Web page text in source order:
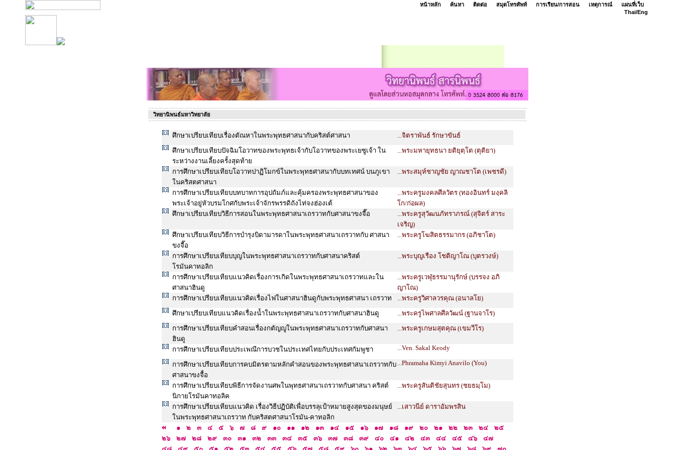
หน้าหลัก ค้นหา ติดต่อ สมุดโทรศัพท์ การเรียน/การสอน เหตุการณ์
แผนที่เว็บ
Thai/Eng
วิทยานิพนธ์มหาวิทยาลัย
ศึกษาเปรียบเทียบเรื่องตัณหาในพระพุทธศาสนากับคริสต์ศาสนา
...จิตราพันธ์ รักษาขันธ์
ศึกษาเปรียบเทียบปัจฉิมโอวาทของพระพุทธเจ้ากับโอวาทของพระเยซูเจ้า ใน
ระหว่างงานเลี้ยงครั้งสุดท้าย
...พระมหายุทธนา ยติยุตฺโต (ตุติยา)
การศึกษาเปรียบเทียบโอวาทปาฏิโมกข์ในพระพุทธศาสนากับบทเทศน์ บนภูเขา
ในคริสตศาสนา
...พระสมุห์ชาญชัย ญาณชาโต (เพชรดี)
การศึกษาเปรียบเทียบบทบาทการอุปถัมภ์และคุ้มครองพระพุทธศาสนาของ
พระเจ้าอยู่หัวบรมโกศกับพระเจ้าจักรพรรดิถังไท่จงฮ่องเต้
...พระครูมงคลศีลวัตร (ทองอินทร์ มงฺคลิ
โก/ก่อผล)
ศึกษาเปรียบเทียบวิธีการสอนในพระพุทธศาสนาเถรวาทกับศาสนาขงจื๊อ
...พระครูสุวัฒนภัทราภรณ์ (สุจิตร์ สาระ
เจริญ)
ศึกษาเปรียบเทียบวิธีการบำรุงบิดามารดาในพระพุทธศาสนาเถรวาทกับ ศาสนา
ขงจื๊อ
...พระครูโฆสิตธรรมากร (อภิชาโต)
การศึกษาเปรียบเทียบบุญในพระพุทธศาสนาเถรวาทกับศาสนาคริสต์
โรมันคาทอลิก
...พระบุญเรือง โชติญาโณ (บุตรวงษ์)
การศึกษาเปรียบเทียบแนวคิดเรื่องการเกิดในพระพุทธศาสนาเถรวาทและใน
ศาสนาฮินดู
...พระครูเวฬุธรรมานุรักษ์ (บรรจง อภิ
ญาโณ)
การศึกษาเปรียบเทียบแนวคิดเรื่องไฟในศาสนาฮินดูกับพระพุทธศาสนา เถรวาท
...พระครูวิศาลวรคุณ (อนาลโย)
ศึกษาเปรียบเทียบแนวคิดเรื่องน้ำในพระพุทธศาสนาเถรวาทกับศาสนาฮินดู
...พระครูไพศาลศีลวัฒน์ (ฐานจาโร)
การศึกษาเปรียบเทียบคำสอนเรื่องกตัญญูในพระพุทธศาสนาเถรวาทกับศาสนา
ฮินดู
...พระครูเกษมสุตคุณ (เขมวีโร)
การศึกษาเปรียบเทียบประเพณีการบวชในประเทศไทยกับประเทศกัมพูชา ...Ven. Sakal Keody
การศึกษาเปรียบเทียบการคบมิตรตามหลักคำสอนของพระพุทธศาสนาเถรวาทกับ
ศาสนาขงจื้อ
...Phramaha Kimyi Anavilo (You)
การศึกษาเปรียบเทียบพิธีการจัดงานศพในพุทธศาสนาเถรวาทกับศาสนา คริสต์
นิกายโรมันคาทอลิค
...พระครูสันติชัยสุนทร (ชยธมฺโม)
การศึกษาเปรียบเทียบแนวคิด เรื่องวิธีปฏิบัติเพื่อบรรลุเป้าหมายสูงสุดของมนุษย์
ในพระพุทธศาสนาเถรวาท กับคริสตศาสนาโรมัน-คาทอลิก
...เสาวนีย์ ดาราอัมพรสิน
๑ ๒ ๓ ๔ ๕ ๖ ๗ ๘ ๙ ๑๐ ๑๑ ๑๒ ๑๓ ๑๔ ๑๕ ๑๖ ๑๗ ๑๘ ๑๙ ๒๐ ๒๑ ๒๒ ๒๓ ๒๔
๒๕
๒๖
๒๗ ๒๘ ๒๙ ๓๐ ๓๑ ๓๒ ๓๓ ๓๔ ๓๕ ๓๖ ๓๗ ๓๘ ๓๙ ๔๐ ๔๑ ๔๒ ๔๓ ๔๔ ๔๕ ๔๖
๔๗